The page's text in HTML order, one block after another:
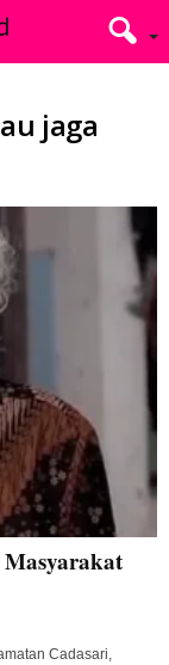
jaga
Cadasari,